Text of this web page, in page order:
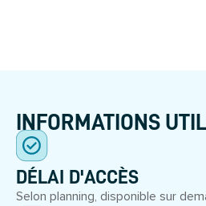
INFORMATIONS
DÉLAI D'ACCÈS
Selon planning, disponible sur